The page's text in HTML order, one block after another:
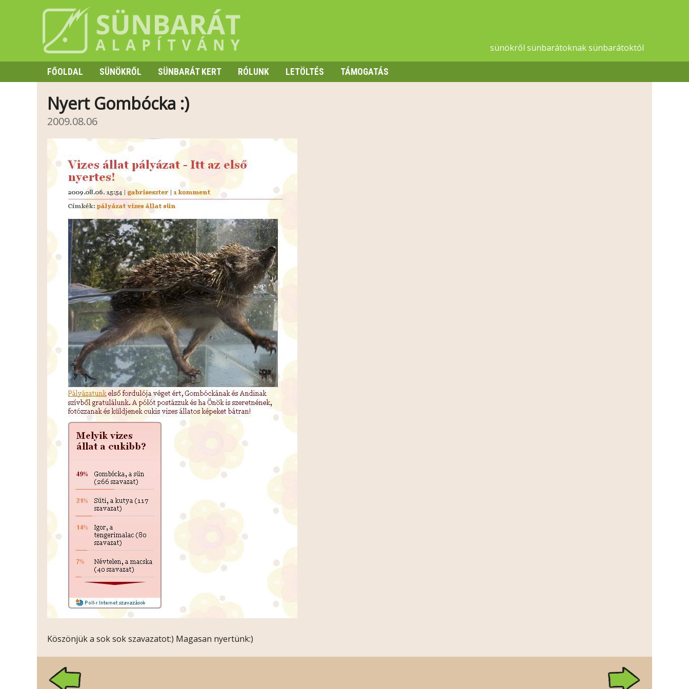
sünökről sünbarátoknak sünbarátoktól
FŐOLDAL
SÜNÖKRŐL
HIBERNÁCIÓ
SÜNBARÁT KERT RÓLUNK LETÖLTÉS TÁMOGATÁS
Nyert Gombócka :)
2009.08.06
Köszönjük a sok sok szavazatot:) Magasan nyertünk:)